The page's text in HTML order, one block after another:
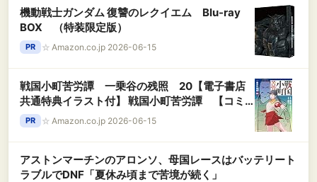
機動戦士ガンダム 復讐のレクイエム Blu-ray
BOX （特装限定版）
PR ☆ Amazon.co.jp 2026-06-15
戦国小町苦労譚 一乗谷の残照 20【電子書店
共通特典イラスト付】 戦国小町苦労譚 【コミ
ック版】 (アース・スターコミックス)
PR ☆ Amazon.co.jp 2026-06-15
アストンマーチンのアロンソ、母国レースはバッテリート
ラブルでDNF「夏休み頃まで苦境が続く」